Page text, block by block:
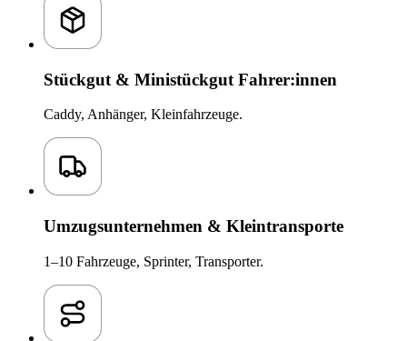
Stückgut & Ministückgut Fahrer:innen
Caddy, Anhänger, Kleinfahrzeuge.
Umzugsunternehmen & Kleintransporte
1–10 Fahrzeuge, Sprinter, Transporter.